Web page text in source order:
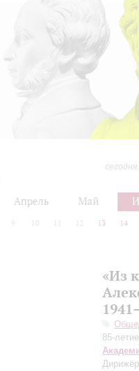
Апрель Май
9 10 12 13 14
«Из
85-